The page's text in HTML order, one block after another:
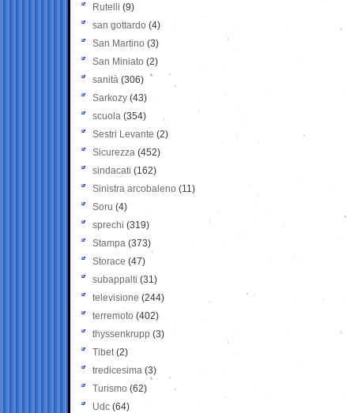
Rutelli (9)
san gottardo (4)
San Martino (3)
San Miniato (2)
sanità (306)
Sarkozy (43)
scuola (354)
Sestri Levante (2)
Sicurezza (452)
sindacati (162)
Sinistra arcobaleno (11)
Soru (4)
sprechi (319)
Stampa (373)
Storace (47)
subappalti (31)
televisione(244)
terremoto (402)
thyssenkrupp (3)
Tibet(2)
tredicesima (3)
Turismo (62)
Udc (64)